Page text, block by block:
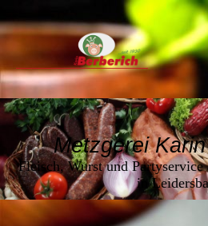
Metzgerei
Fleisch, Wurst und Partyservice
in